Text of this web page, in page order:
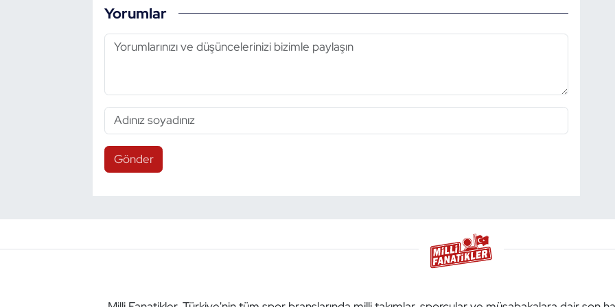
Yorumlar
Gönder